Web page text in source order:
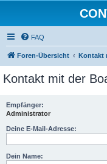
FAQ
Foren-Übersicht Kontakt
Kontakt mit der
Empfänger:
Administrator
Deine E-Mail-Adresse:
Dein Name: